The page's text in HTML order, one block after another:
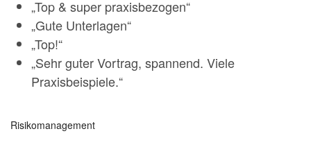
„Top & super praxisbezogen“
„Gute Unterlagen“
„Top!“
„Sehr guter Vortrag, spannend. Viele
Praxisbeispiele.“
Risikomanagement